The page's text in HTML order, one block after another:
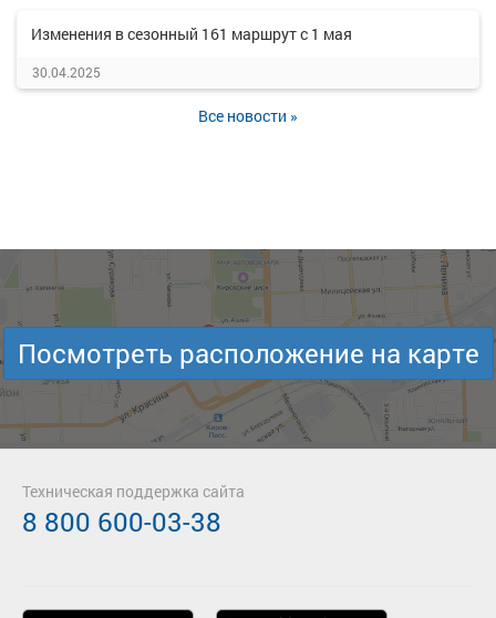
Изменения в сезонный 161 маршрут с 1 мая
30.04.2025
Все новости »
Посмотреть расположение на карте
Техническая поддержка сайта
8 800 600-03-38